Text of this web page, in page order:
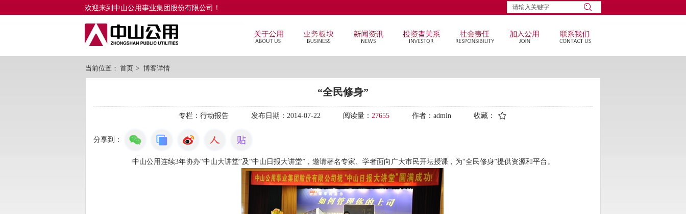
欢迎来到中山公用事业集团股份有限公司！
当前位置： 首页 > 博客详情
“全民修身”
专栏： 行动报告 发布日期： 2014-07-22 阅读量： 27655 作者： admin 收藏：
分享到：
中山公用连续3年协办“中山大讲堂”及“中山日报大讲堂”，邀请著名专家、学者面向广大市民开坛授课，为“全民修身”提供资源和平台。